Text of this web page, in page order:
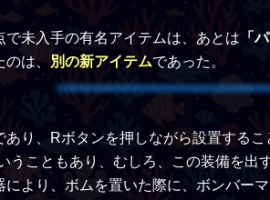
未入手の有名アイテムは、あとは 「
は、 別の新アイテムであった。
あり、Rボタンを押しながら設置する
うこともあり、むしろ、この装備を
より、ボムを置いた際に、ボンバー